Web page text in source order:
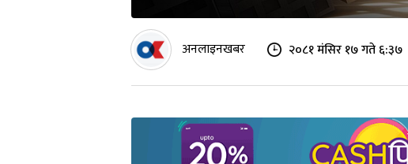
अनलाइनखबर २०८१ मंसिर १७ गते ६:३७